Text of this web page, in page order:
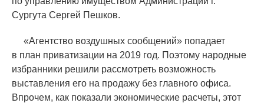
Сургута Сергей Пешков.
«Агентство воздушных сообщений» попадает
в план приватизации на 2019 год. Поэтому народные
избранники решили рассмотреть возможность
выставления его на продажу без главного офиса.
Впрочем, как показали экономические расчеты, этот